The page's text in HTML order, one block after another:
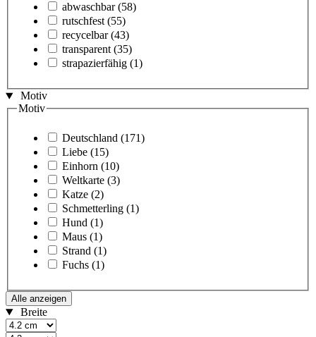
abwaschbar (58)
rutschfest (55)
recycelbar (43)
transparent (35)
strapazierfähig (1)
Motiv
Motiv
Deutschland (171)
Liebe (15)
Einhorn (10)
Weltkarte (3)
Katze (2)
Schmetterling (1)
Hund (1)
Maus (1)
Strand (1)
Fuchs (1)
Alle anzeigen
Breite